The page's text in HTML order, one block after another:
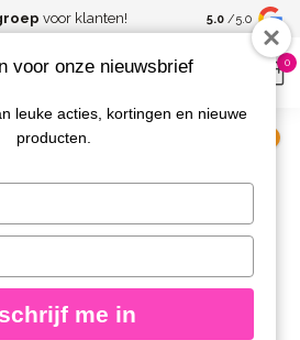
voor klanten! Spaar voor
kortingen
5.0 /5.0
0
Loane
Loane
voor onze nieuwsbrief
leuke acties, kortingen en nieuwe
producten.
me in